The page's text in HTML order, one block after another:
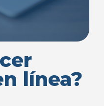
línea?